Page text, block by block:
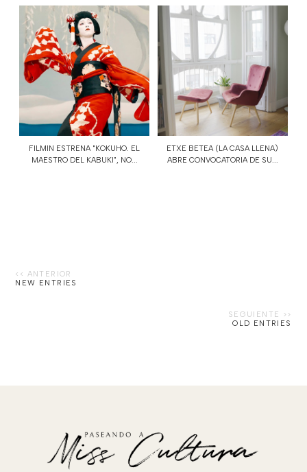
FILMIN ESTRENA "KOKUHO. EL
MAESTRO DEL KABUKI", NO...
ETXE BETEA (LA CASA LLENA)
ABRE CONVOCATORIA DE SU...
NEW ENTRIES
OLD ENTRIES